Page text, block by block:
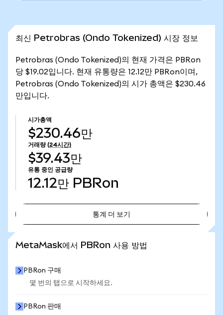
최신 Petrobras (Ondo Tokenized) 시장 정보
Petrobras (Ondo Tokenized)의 현재 가격은 PBRon
당 $19.02입니다. 현재 유통량은 12.12만 PBRon이며,
Petrobras (Ondo Tokenized)의 시가 총액은 $230.46
만입니다.
시가총액
$230.46만
거래량 (24시간)
$39.43만
유통 중인 공급량
12.12만 PBRon
통계 더 보기
MetaMask에서 PBRon 사용 방법
PBRon 구매
몇 번의 탭으로 시작하세요.
PBRon 판매